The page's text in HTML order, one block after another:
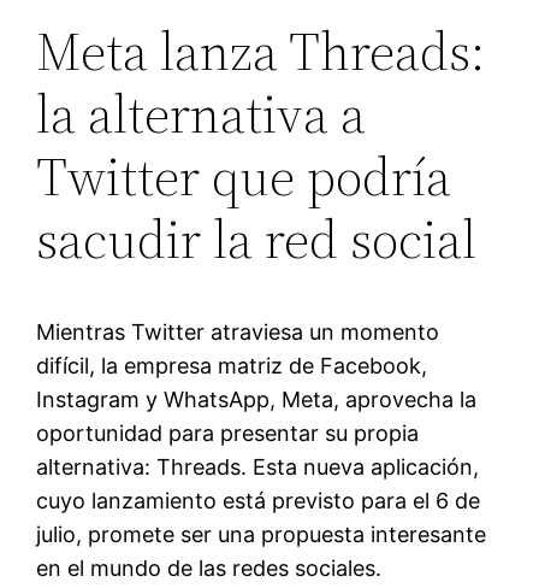
Meta lanza Threads:
la alternativa a
Twitter que podría
sacudir la red social
Mientras Twitter atraviesa un momento
difícil, la empresa matriz de Facebook,
Instagram y WhatsApp, Meta, aprovecha la
oportunidad para presentar su propia
alternativa: Threads. Esta nueva aplicación,
cuyo lanzamiento está previsto para el 6 de
julio, promete ser una propuesta interesante
en el mundo de las redes sociales.